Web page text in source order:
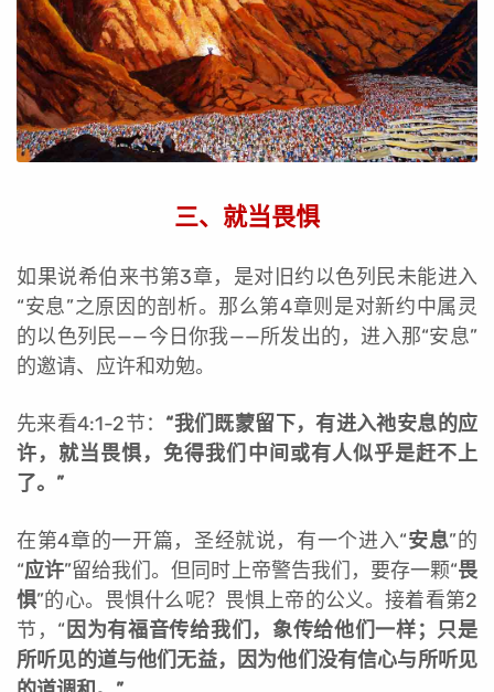
三、就当畏惧
如果说希伯来书第3章，是对旧约以色列民未能进入
“安息”之原因的剖析。那么第4章则是对新约中属灵
的以色列民——今日你我——所发出的，进入那“安息”
的邀请、应许和劝勉。
先来看4:1-2节： “我们既蒙留下，有进入祂安息的应
许，就当畏惧，免得我们中间或有人似乎是赶不上
了。”
在第4章的一开篇，圣经就说，有一个进入“安息”的
“应许”留给我们。但同时上帝警告我们，要存一颗“畏
惧”的心。畏惧什么呢？畏惧上帝的公义。接着看第2
节，“ 因为有福音传给我们，象传给他们一样；只是
所听见的道与他们无益，因为他们没有信心与所听见